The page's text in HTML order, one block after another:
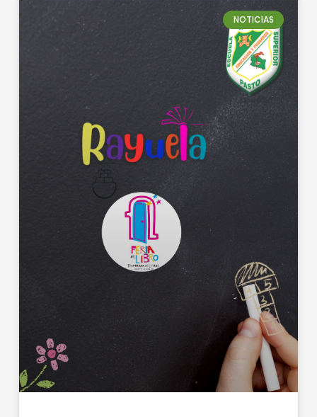
NOTICIAS